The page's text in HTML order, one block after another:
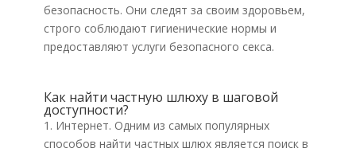
безопасность. Они следят за своим здоровьем,
строго соблюдают гигиенические нормы и
предоставляют услуги безопасного секса.
Как найти частную шлюху в шаговой
доступности?
1. Интернет. Одним из самых популярных
способов найти частных шлюх является поиск в